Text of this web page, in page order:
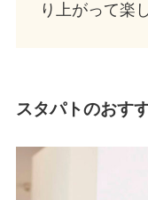
り上がって楽
スタパトのおす